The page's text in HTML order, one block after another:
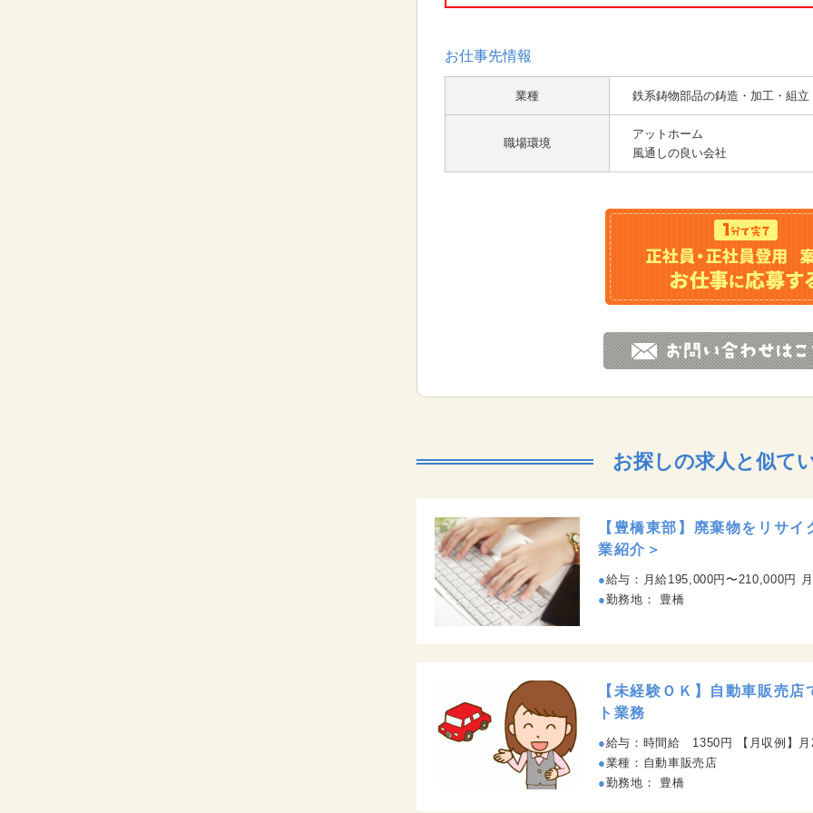
お仕事先情報
業種 鉄系鋳物部品の鋳造・加工・組立
職場環境
アットホーム
風通しの良い会社
お探しの求人と似て
【豊橋東部】廃棄物をリサ
業紹介＞
給与：月給195,000円〜210,000円 月給制 基本給 ：190,000円～210,000円 その他手当 子女教育費：配偶者（扶養範囲内）10,000円 子 5,000円/人
勤務地： 豊橋
【未経験ＯＫ】自動車販売
ト業務
給与：時間給 1350円 【月収例】月20日勤務の
業種：自動車販売店
勤務地： 豊橋